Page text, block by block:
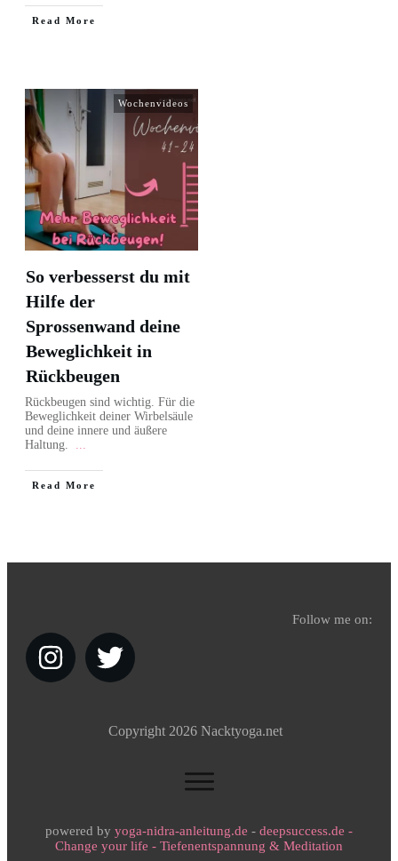
Read More
Wochenvideos
So verbesserst du mit
Hilfe der
Sprossenwand deine
Beweglichkeit in
Rückbeugen
Rückbeugen sind wichtig. Für die
Beweglichkeit deiner Wirbelsäule
und deine innere und äußere
Haltung. ...
Read More
Follow me on:
Copyright 2026 Nacktyoga.net
powered by yoga-nidra-anleitung.de - deepsuccess.de -
Change your life - Tiefenentspannung & Meditation